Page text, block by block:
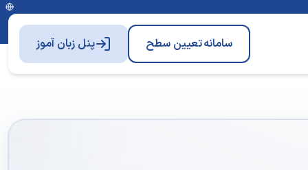
سامانهتعیین سطح پنل زبان آموز